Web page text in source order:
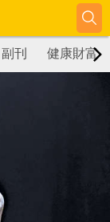
副刊 健康財富